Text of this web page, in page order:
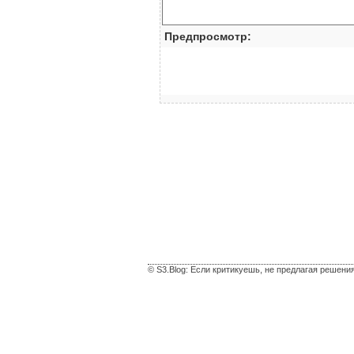
Предпросмотр:
© S3.Blog: Если критикуешь, не предлагая